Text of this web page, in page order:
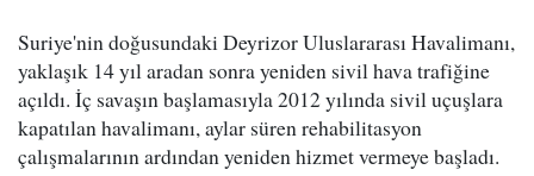
Suriye'nin doğusundaki Deyrizor Uluslararası Havalimanı,
yaklaşık 14 yıl aradan sonra yeniden sivil hava trafiğine
açıldı. İç savaşın başlamasıyla 2012 yılında sivil uçuşlara
kapatılan havalimanı, aylar süren rehabilitasyon
çalışmalarının ardından yeniden hizmet vermeye başladı.